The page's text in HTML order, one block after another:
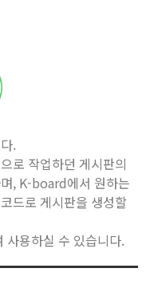
.
로 작업하던 게시판의
, K-board에서 원하는
드로 게시판을 생성할
용하실 수 있습니다.